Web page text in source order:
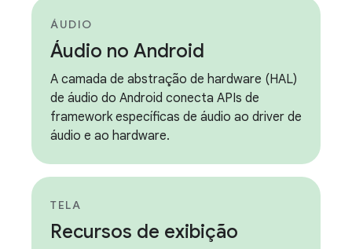
ÁUDIO
Áudio no Android
A camada de abstração de hardware (HAL)
de áudio do Android conecta APIs de
framework específicas de áudio ao driver de
áudio e ao hardware.
TELA
Recursos de exibição